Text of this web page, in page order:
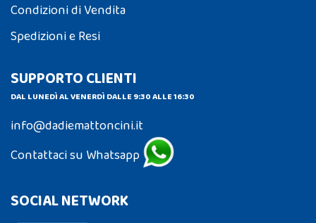
Condizioni di Vendita
Spedizioni e Resi
SUPPORTO CLIENTI
DAL LUNEDÌ AL VENERDÌ DALLE 9:30 ALLE 16:30
info@dadiemattoncini.it
Contattaci su Whatsapp
SOCIAL NETWORK